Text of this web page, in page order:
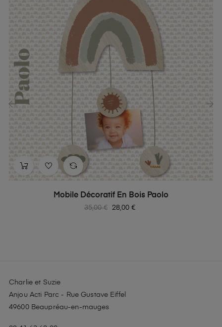
Mobile Décoratif En Bois Paolo
Prix
35,00 € Prix
28,00 €
›
Charlie et Suzie
Anjou Acti Parc - Rue Gustave Eiffel
49600 Beaupréau-en-mauges